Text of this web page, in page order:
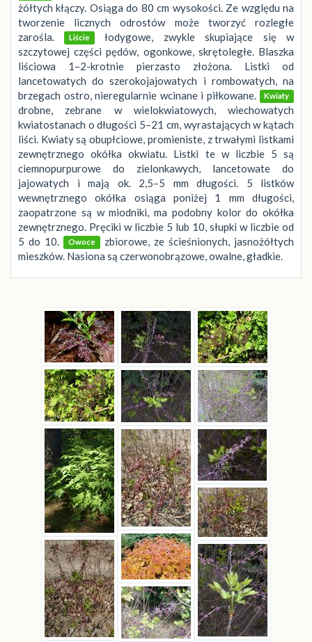
żółtych kłączy. Osiąga do 80 cm wysokości. Ze względu na
tworzenie licznych odrostów może tworzyć rozległe
zarośla.
Liście łodygowe, zwykle skupiające się w
szczytowej części pędów, ogonkowe, skrętoległe. Blaszka
liściowa 1–2-krotnie pierzasto złożona. Listki od
lancetowatych do szerokojajowatych i rombowatych, na
brzegach ostro, nieregularnie wcinane i piłkowane.
Kwiaty
drobne, zebrane w wielokwiatowych, wiechowatych
kwiatostanach o długości 5–21 cm, wyrastających w kątach
liści. Kwiaty są obupłciowe, promieniste, z trwałymi listkami
zewnętrznego okółka okwiatu. Listki te w liczbie 5 są
ciemnopurpurowe do zielonkawych, lancetowate do
jajowatych i mają ok. 2,5–5 mm długości. 5 listków
wewnętrznego okółka osiąga poniżej 1 mm długości,
zaopatrzone są w miodniki, ma podobny kolor do okółka
zewnętrznego. Pręciki w liczbie 5 lub 10, słupki w liczbie od
5 do 10.
Owoce zbiorowe, ze ścieśnionych, jasnożółtych
mieszków. Nasiona są czerwonobrązowe, owalne, gładkie.